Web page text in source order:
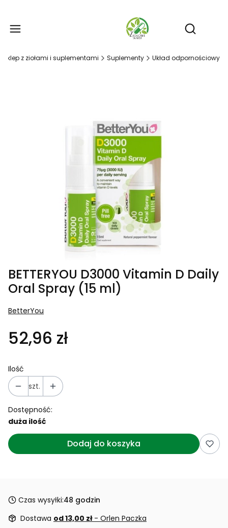
Otwórz
sklep z ziołami i suplementami Suplementy Układ odpornościowy
BETTERYOU D3000 Vitamin D Daily
Oral Spray (15 ml)
BetterYou
52,96 zł
Ilość
szt.
Dostępność:
duża ilość
Dodaj do koszyka
Czas wysyłki:48 godzin
Dostawa od 13,00 zł - Orlen Paczka